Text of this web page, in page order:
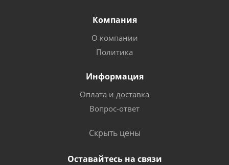
Компания
О компании
Политика
Информация
Оплата и доставка
Вопрос-ответ
Скрыть цены
Оставайтесь на связи